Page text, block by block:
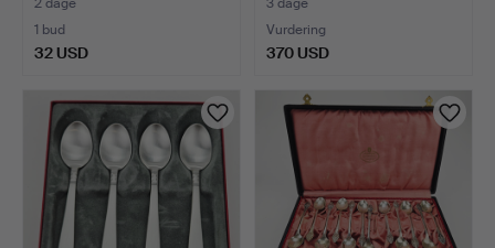
1 bud
32 USD
Vurdering
370 USD